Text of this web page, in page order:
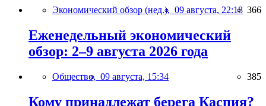
Экономический обзор (нед.), 09 августа, 22:18 366
Еженедельный экономический
обзор: 2–9 августа 2026 года
Общество, 09 августа, 15:34 385
Кому принадлежат берега Каспия?